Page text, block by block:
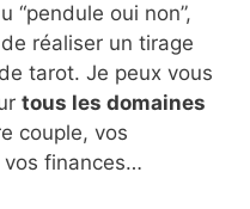
“pendule oui non”,
réaliser un tirage
tarot. Je peux vous
tous les domaines
couple, vos
vos finances…